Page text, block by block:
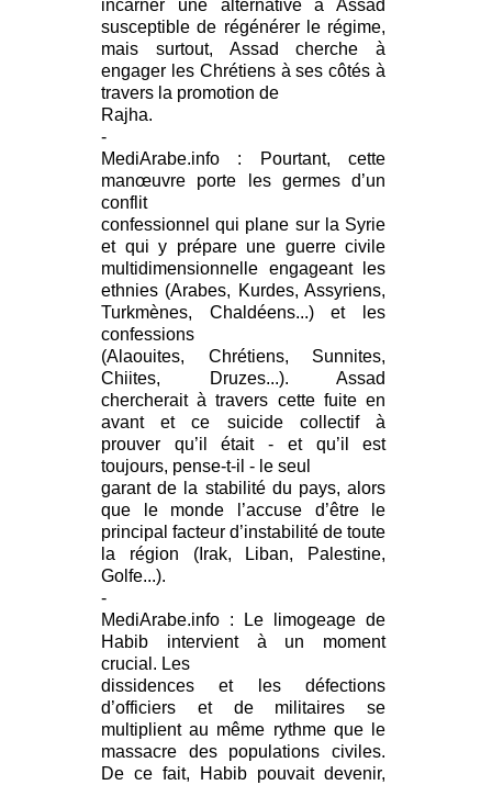
incarner une alternative à Assad
susceptible de régénérer le régime,
mais surtout, Assad cherche à
engager les Chrétiens à ses côtés à
travers la promotion de
Rajha.
-
MediArabe.info : Pourtant, cette
manœuvre porte les germes d’un
conflit
confessionnel qui plane sur la Syrie
et qui y prépare une guerre civile
multidimensionnelle engageant les
ethnies (Arabes, Kurdes, Assyriens,
Turkmènes, Chaldéens...) et les
confessions
(Alaouites, Chrétiens, Sunnites,
Chiites, Druzes...). Assad
chercherait à travers cette fuite en
avant et ce suicide collectif à
prouver qu’il était - et qu’il est
toujours, pense-t-il - le seul
garant de la stabilité du pays, alors
que le monde l’accuse d’être le
principal facteur d’instabilité de toute
la région (Irak, Liban, Palestine,
Golfe...).
-
MediArabe.info : Le limogeage de
Habib intervient à un moment
crucial. Les
dissidences et les défections
d’officiers et de militaires se
multiplient au même rythme que le
massacre des populations civiles.
De ce fait, Habib pouvait devenir,